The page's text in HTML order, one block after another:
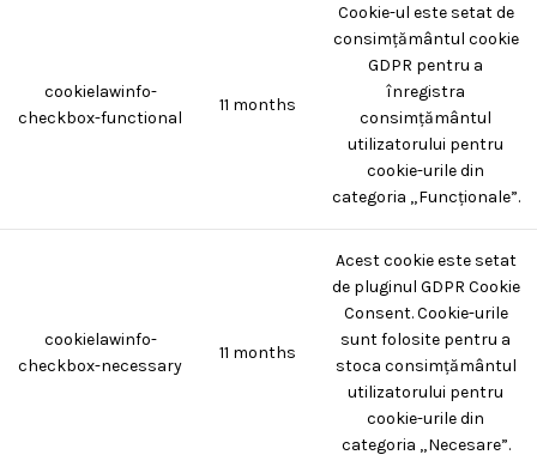
cookielawinfo-
checkbox-functional
11 months
Cookie-ul este setat de
consimțământul cookie
GDPR pentru a
înregistra
consimțământul
utilizatorului pentru
cookie-urile din
categoria „Funcționale”.
cookielawinfo-
checkbox-necessary
11 months
Acest cookie este setat
de pluginul GDPR Cookie
Consent. Cookie-urile
sunt folosite pentru a
stoca consimțământul
utilizatorului pentru
cookie-urile din
categoria „Necesare”.